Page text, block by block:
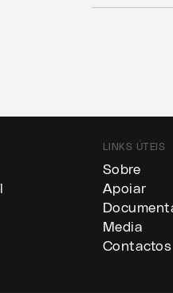
LINKS ÚTEIS
Sobre
Apoiar
Media
Contactos